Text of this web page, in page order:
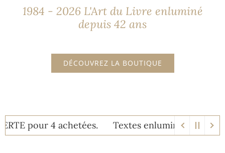
1984 - 2026 L'Art du Livre enluminé
depuis 42 ans
DÉCOUVREZ LA BOUTIQUE
4 achetées. Textes enluminés : Bénéficiez